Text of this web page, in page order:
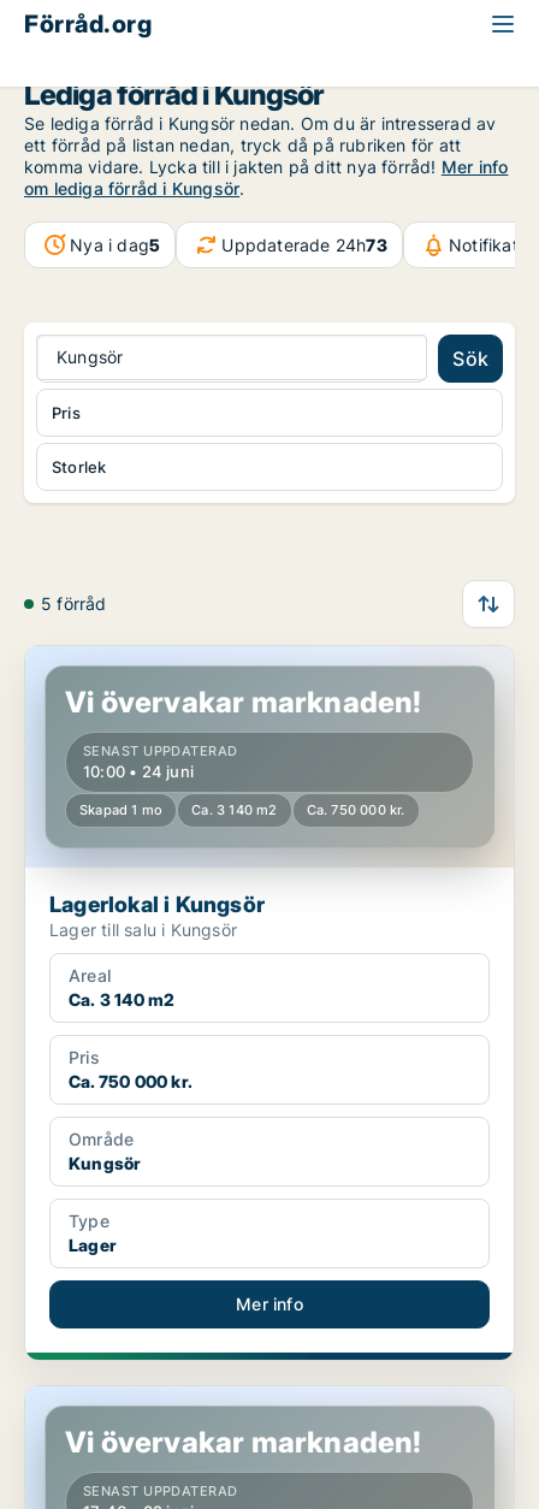
Förråd.org
Lediga förråd i Kungsör
Se lediga förråd i Kungsör nedan. Om du är intresserad av
ett förråd på listan nedan, tryck då på rubriken för att
komma vidare. Lycka till i jakten på ditt nya förråd! Mer info
om lediga förråd i Kungsör.
Nya i dag5 Uppdaterade 24h73
Kungsör Sök
Storlek
Pris
5 förråd
Lagerlokal i Kungsör
Vi övervakar marknaden!
SENAST UPPDATERAD
10:00 • 24 juni
Skapad 1 mo Ca. 3 140 m2 Ca. 750 000 kr.
Lagerlokal i Kungsör
Lager till salu i Kungsör
Areal
Ca. 3 140 m2
Pris
Ca. 750 000 kr.
Område
Kungsör
Type
Lager
Mer info
Lagerlokal i Kungsör
Vi övervakar marknaden!
SENAST UPPDATERAD